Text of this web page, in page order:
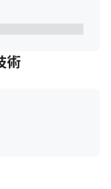
ベースの作業対応
関する調査分析）
術